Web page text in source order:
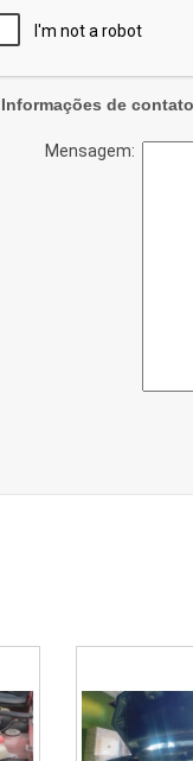
Informações de
Mensagem: